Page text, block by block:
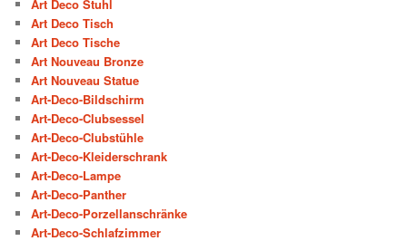
Art Deco Stuhl
Art Deco Tisch
Art Deco Tische
Art Nouveau Bronze
Art Nouveau Statue
Art-Deco-Bildschirm
Art-Deco-Clubsessel
Art-Deco-Clubstühle
Art-Deco-Kleiderschrank
Art-Deco-Lampe
Art-Deco-Panther
Art-Deco-Porzellanschränke
Art-Deco-Schlafzimmer